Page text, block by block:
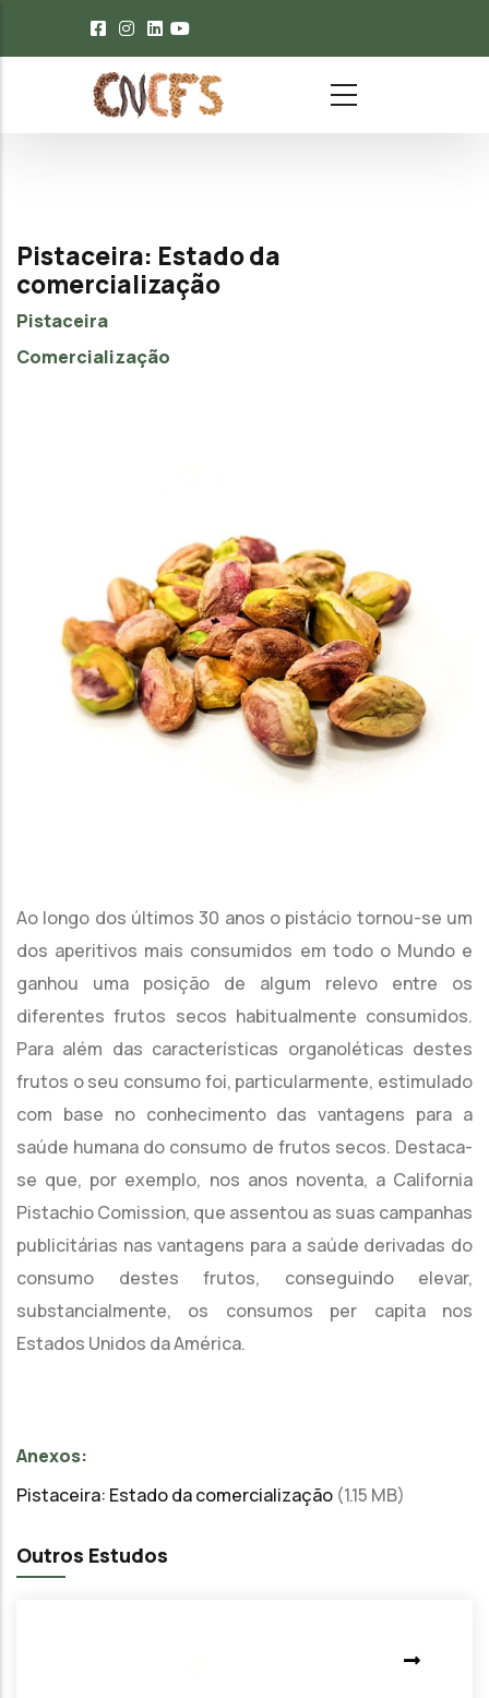
Passar para o conteúdo principal
Pistaceira: Estado da
comercialização
Pistaceira
Comercialização
Ao longo dos últimos 30 anos o pistácio tornou-se um
dos aperitivos mais consumidos em todo o Mundo e
ganhou uma posição de algum relevo entre os
diferentes frutos secos habitualmente consumidos.
Para além das características organoléticas destes
frutos o seu consumo foi, particularmente, estimulado
com base no conhecimento das vantagens para a
saúde humana do consumo de frutos secos. Destaca-
se que, por exemplo, nos anos noventa, a California
Pistachio Comission, que assentou as suas campanhas
publicitárias nas vantagens para a saúde derivadas do
consumo destes frutos, conseguindo elevar,
substancialmente, os consumos per capita nos
Estados Unidos da América.
Anexos:
Pistaceira: Estado da comercialização (1.15 MB)
Outros Estudos